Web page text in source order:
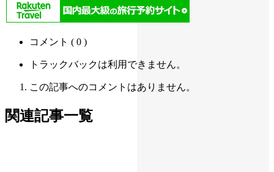
コメント ( 0 )
トラックバックは利用できません。
この記事へのコメントはありません。
関連記事一覧